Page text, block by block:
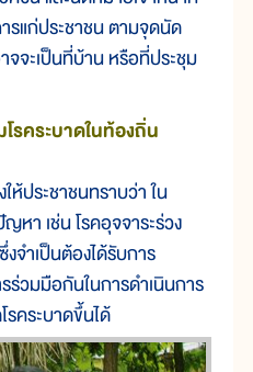
รแก่ประชาชน ตามจุดนัด
จะเป็นที่บ้าน หรือที่ประชุม
รคระบาดในท้องถิ่น
ระชาชนทราบว่า ใน
หา เช่น โรคอุจจาระร่วง
จำเป็นต้องได้รับการ
ร่วมมือกันในการดำเนินการ
คระบาดขึ้นได้